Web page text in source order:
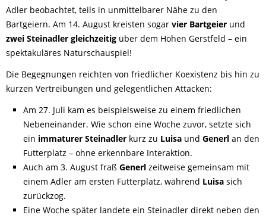
Adler beobachtet, teils in unmittelbarer Nähe zu den
Bartgeiern. Am 14. August kreisten sogar vier Bartgeier und
zwei Steinadler gleichzeitig über dem Hohen Gerstfeld – ein
spektakuläres Naturschauspiel!
Die Begegnungen reichten von friedlicher Koexistenz bis hin zu
kurzen Vertreibungen und gelegentlichen Attacken:
Am 27. Juli kam es beispielsweise zu einem friedlichen
Nebeneinander. Wie schon eine Woche zuvor, setzte sich
ein immaturer Steinadlerkurz zu Luisaund Generlan den
Futterplatz – ohne erkennbare Interaktion.
Auch am 3. August fraß Generl zeitweise gemeinsam mit
einem Adler am ersten Futterplatz, während Luisasich
zurückzog.
Eine Woche später landete ein Steinadler direkt neben den